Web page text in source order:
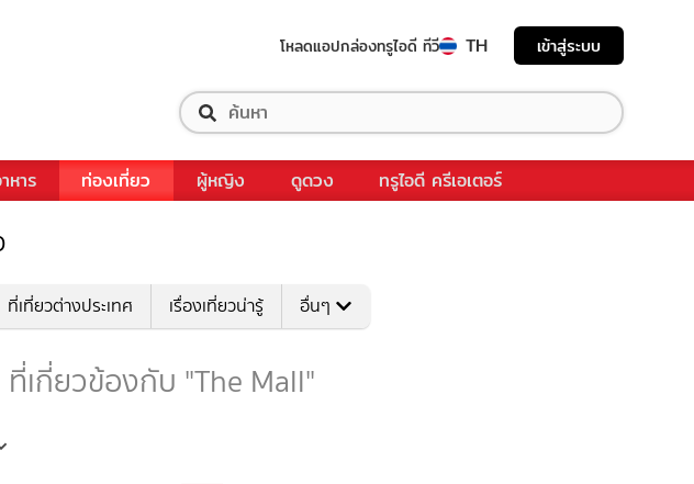
โหลดแอปกล่องทรูไอดี ทีวี TH เข้าสู่ระบบ
หาร ท่องเที่ยว ผู้หญิง ดูดวง ทรูไอดี ครีเอเตอร์
ที่เที่ยวต่างประเทศ เรื่องเที่ยวน่ารู้ อื่นๆ
เกี่ยวข้องกับ "The Mall"